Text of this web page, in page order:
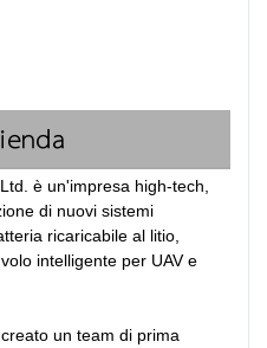
è un'impresa high-tech,
di nuovi sistemi
ricaricabile al litio,
intelligente per UAV e
un team di prima